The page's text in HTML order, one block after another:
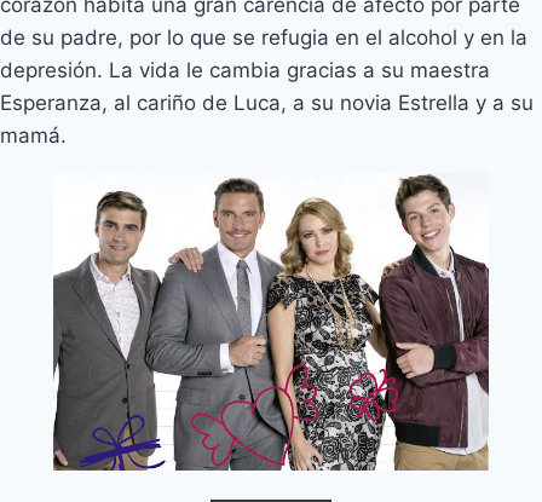
corazón habita una gran carencia de afecto por parte
de su padre, por lo que se refugia en el alcohol y en la
depresión. La vida le cambia gracias a su maestra
Esperanza, al cariño de Luca, a su novia Estrella y a su
mamá.